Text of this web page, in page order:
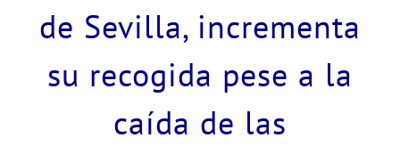
NOTICIAS
de Sevilla, incrementa
su recogida pese a la
caída de las